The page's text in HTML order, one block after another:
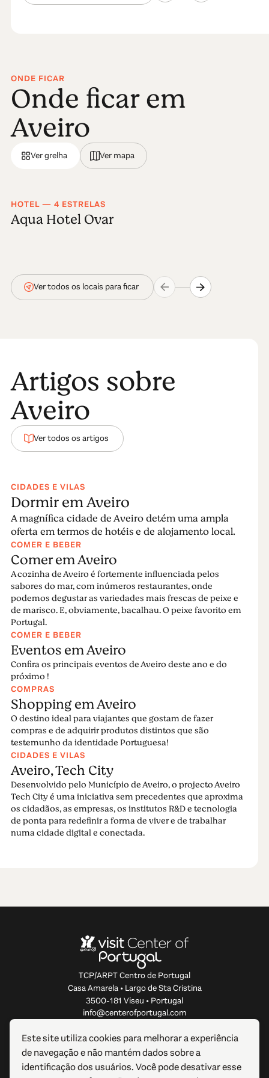
Seria no reinado do magnânimo João V que Aveiro foi
ONDE FICAR
Onde ficar em
Aveiro
Ver grelha Ver mapa
HOTEL — 4 ESTRELAS
Aqua Hotel Ovar
Ver todos os locais para ficar
Artigos sobre
Aveiro
Ver todos os artigos
CIDADES E VILAS
Dormir em Aveiro
A magnífica cidade de Aveiro detém uma ampla
oferta em termos de hotéis e de alojamento local.
COMER E BEBER
Comer em Aveiro
A cozinha de Aveiro é fortemente influenciada pelos
sabores do mar, com inúmeros restaurantes, onde
podemos degustar as variedades mais frescas de peixe e
de marisco. E, obviamente, bacalhau. O peixe favorito em
Portugal.
COMER E BEBER
Eventos em Aveiro
Confira os principais eventos de Aveiro deste ano e do
próximo !
COMPRAS
Shopping em Aveiro
O destino ideal para viajantes que gostam de fazer
compras e de adquirir produtos distintos que são
testemunho da identidade Portuguesa!
CIDADES E VILAS
Aveiro, Tech City
Desenvolvido pelo Município de Aveiro, o projecto Aveiro
Tech City é uma iniciativa sem precedentes que aproxima
os cidadãos, as empresas, os institutos R&D e tecnologia
de ponta para redefinir a forma de viver e de trabalhar
numa cidade digital e conectada.
TCP/ARPT Centro de Portugal
Casa Amarela • Largo de Sta Cristina
3500-181 Viseu • Portugal
info@centerofportugal.com
SOBRE ESTE WEBSITE
Este site utiliza cookies para melhorar a experiência
de navegação e não mantém dados sobre a
identificação dos usuários. Você pode desativar esse